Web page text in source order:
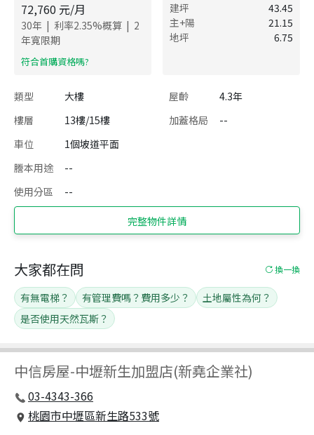
72,760 元/月
30年 | 利率2.35%概算 | 2
年寬限期
​符合首購資格嗎?
建坪
43.45
主+陽
21.15
地坪
6.75
類型 大樓 屋齡
4.3年
樓層
13樓/15樓 加蓋格局
--
車位
1個坡道平面
謄本用途
--
使用分區
--
完整物件詳情
中信房屋-中壢新生加盟店(新堯企業社)
03-4343-366
桃園市中壢區新生路533號
大家都在問 換一換
有無電梯？ 有管理費嗎？費用多少？
土地屬性為何？
是否使用天然瓦斯？